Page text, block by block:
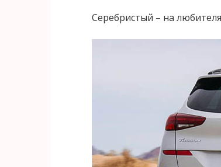
Серебристый – на